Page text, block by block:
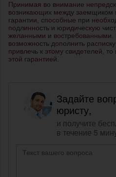
Принимая во внимание
возникающих между заемщиком
гарантии, способные при
подлинность и юридическую
желанными и востребованными.
возможность дополнить
привлечь к этому свидетелей,
этой гарантией.
Задайте
юристу,
и получите
в течение 5